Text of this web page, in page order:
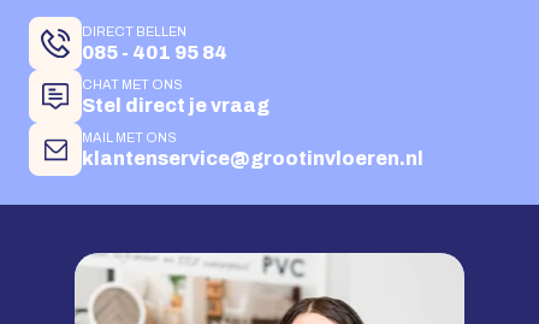
DIRECT BELLEN
085 - 401 95 84
CHAT MET ONS
Stel direct je vraag
MAIL MET ONS
klantenservice@grootinvloeren.nl